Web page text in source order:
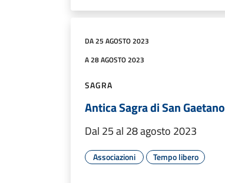
DA 25 AGOSTO 2023
A 28 AGOSTO 2023
SAGRA
Antica Sagra di San Gaetano
Dal 25 al 28 agosto 2023
Associazioni Tempo libero